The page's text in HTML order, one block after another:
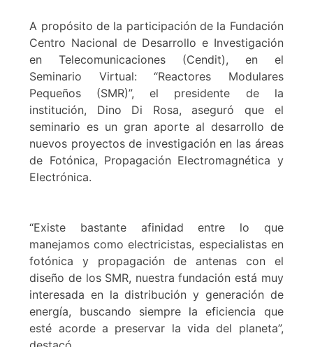
A propósito de la participación de la Fundación
Centro Nacional de Desarrollo e Investigación
en Telecomunicaciones (Cendit), en el
Seminario Virtual: “Reactores Modulares
Pequeños (SMR)”, el presidente de la
institución, Dino Di Rosa, aseguró que el
seminario es un gran aporte al desarrollo de
nuevos proyectos de investigación en las áreas
de Fotónica, Propagación Electromagnética y
Electrónica.
“Existe bastante afinidad entre lo que
manejamos como electricistas, especialistas en
fotónica y propagación de antenas con el
diseño de los SMR, nuestra fundación está muy
interesada en la distribución y generación de
energía, buscando siempre la eficiencia que
esté acorde a preservar la vida del planeta”,